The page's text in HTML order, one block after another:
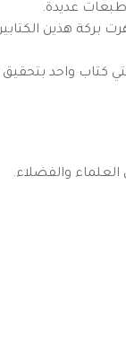
طبعت طبعات عديدة. وقد ظهرت بركة هذين
كتاب واحد بتحقيق
والفضلاء.